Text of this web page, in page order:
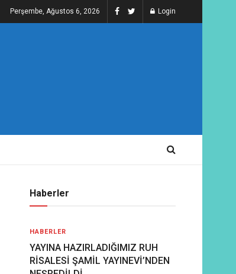
Perşembe, Ağustos 6, 2026 Login
Haberler
HABERLER
YAYINA HAZIRLADIĞIMIZ RUH
RİSALESİ ŞAMİL YAYINEVİ’NDEN